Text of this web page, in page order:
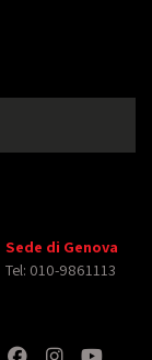
Sede di Genova
Tel: 010-9861113